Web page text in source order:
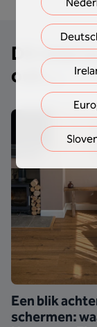
Dit
ook...
Een blik
schermen: